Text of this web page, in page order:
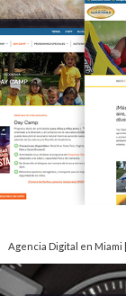
Agencia Digital en Miami